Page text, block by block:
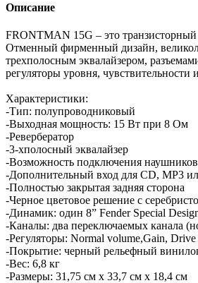
Описание
FRONTMAN 15G – это
Отменный фирменный дизайн,
трехполосным эквалайзером,
регуляторы уровня,
Характеристики:
-Тип: полупроводниковый
-Выходная мощность: 15 Вт при 8 Ом
-Ревербератор
-3-хполосный эквалайзер
-Возможность подключения наушников
-Дополнительный вход для CD, MP3
-Полностью закрытая задняя сторона
-Черное цветовое решение с
-Динамик: один 8” Fender Special
-Каналы: два переключаемых канала
-Регуляторы: Normal volume,Gain,
-Покрытие: черный рельефный
-Вес: 6,8 кг
-Размеры: 31,75 см х 33,7 см х 18,4 см